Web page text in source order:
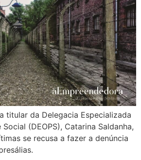
titular da Delegacia Especializada
(DEOPS), Catarina Saldanha,
se recusa a fazer a denúncia